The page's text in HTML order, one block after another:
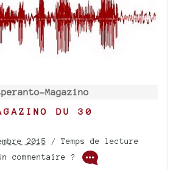
Magazino
DU 30
2015 / Temps de lecture
commentaire ?